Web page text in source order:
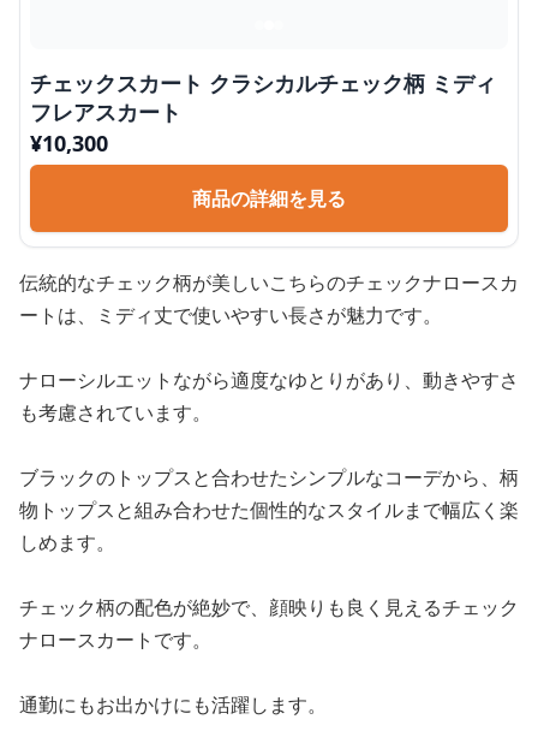
チェックスカート クラシカルチェック柄 ミディ
フレアスカート
¥10,300
商品の詳細を見る
伝統的なチェック柄が美しいこちらのチェックナロースカ
ートは、ミディ丈で使いやすい長さが魅力です。
ナローシルエットながら適度なゆとりがあり、動きやすさ
も考慮されています。
ブラックのトップスと合わせたシンプルなコーデから、柄
物トップスと組み合わせた個性的なスタイルまで幅広く楽
しめます。
チェック柄の配色が絶妙で、顔映りも良く見えるチェック
ナロースカートです。
通勤にもお出かけにも活躍します。